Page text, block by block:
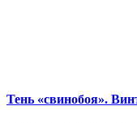
Тень «свинобоя».